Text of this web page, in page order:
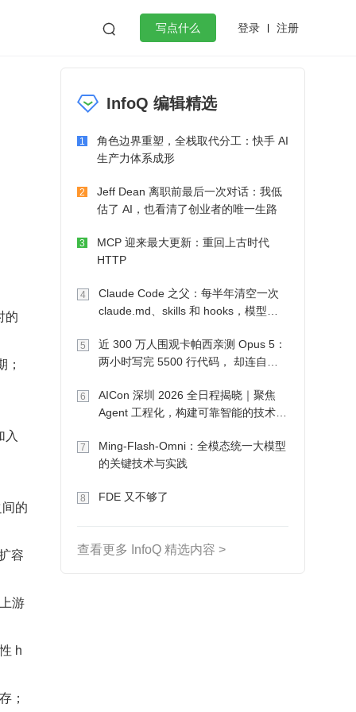
 写点什么 登录 注册
微服务架构 flutter
的
入
的
容
游
h
；
InfoQ 编辑精选
1
角色边界重塑，全栈取代分工：快手 AI
生产力体系成形
2
Jeff Dean 离职前最后一次对话：我低
估了 AI，也看清了创业者的唯一生路
3
MCP 迎来最大更新：重回上古时代
HTTP
4
Claude Code 之父：每半年清空一次
claude.md、skills 和 hooks，模型自
5
近 300 万人围观卡帕西亲测 Opus 5：
两小时写完 5500 行代码， 却连自己
6
AICon 深圳 2026 全日程揭晓｜聚焦
Agent 工程化，构建可靠智能的技术路
7
Ming-Flash-Omni：全模态统一大模型
的关键技术与实践
8 FDE 又不够了
查看更多 InfoQ 精选内容 >